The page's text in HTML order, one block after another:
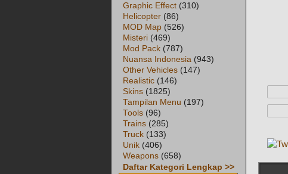
Graphic Effect (310)
Helicopter (86)
MOD Map (526)
Misteri (469)
Mod Pack (787)
Nuansa Indonesia (943)
Other Vehicles (147)
Realistic (146)
Skins (1825)
Tampilan Menu (197)
Tools (96)
Trains (285)
Truck (133)
Unik (406)
Weapons (658)
Daftar Kategori Lengkap >>